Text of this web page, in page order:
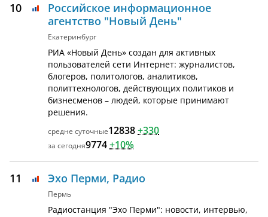
10
Российское информационное
агентство "Новый День"
Екатеринбург
РИА «Новый День» создан для активных
пользователей сети Интернет: журналистов,
блогеров, политологов, аналитиков,
политтехнологов, действующих политиков и
бизнесменов – людей, которые принимают
решения.
12838+330
9774+10%
11 Эхо Перми, Радио
Пермь
Радиостанция "Эхо Перми": новости, интервью,